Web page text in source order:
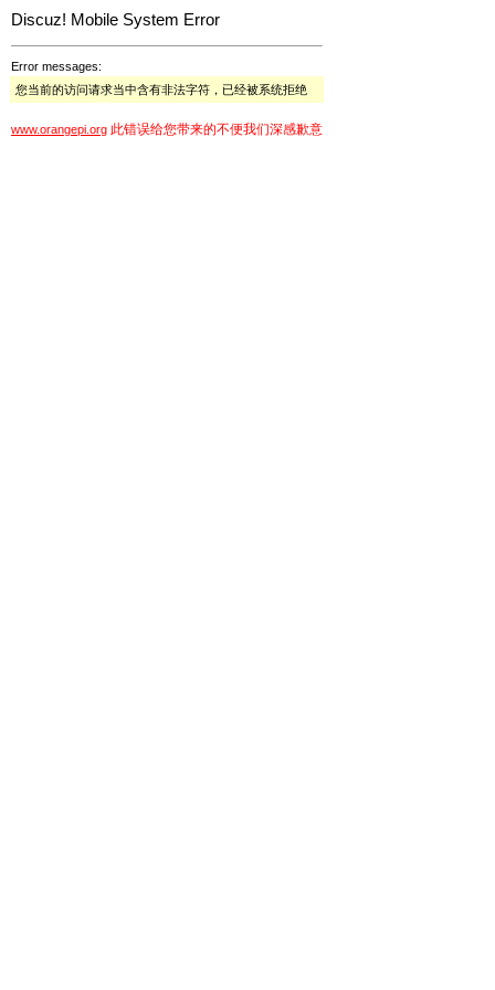
Discuz! Mobile System Error
Error messages:
您当前的访问请求当中含有非法字符，已经被系统拒绝
www.orangepi.org 此错误给您带来的不便我们深感歉意